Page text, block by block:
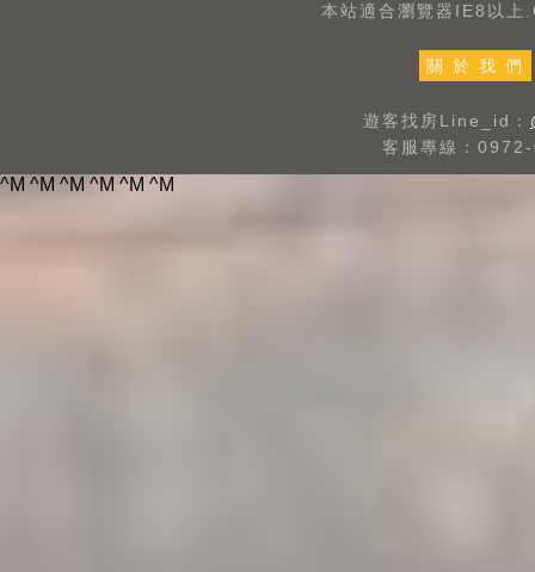
本站適合瀏覽器IE8以
關 於 我 們
遊客找房Line_id：
客服專線：
^M ^M ^M ^M ^M ^M